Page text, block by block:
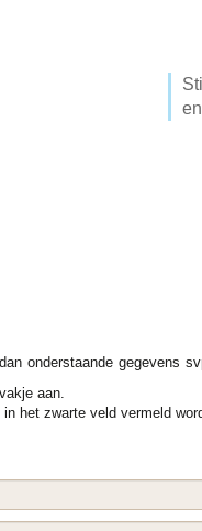
onderstaande gegevens
aan.
het zwarte veld vermeld